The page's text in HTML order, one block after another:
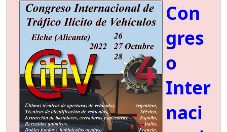
Con
gres
o
Inter
naci